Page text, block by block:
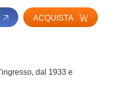
ACQUISTA
dal 1933 e